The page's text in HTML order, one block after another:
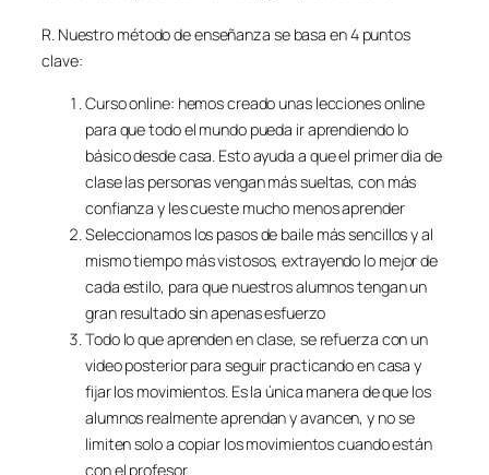
R. Nuestro método de enseñanza se basa en 4 puntos
clave:
Curso online: hemos creado unas lecciones online
para que todo el mundo pueda ir aprendiendo lo
básico desde casa. Esto ayuda a que el primer dia de
clase las personas vengan más sueltas, con más
confianza y les cueste mucho menos aprender
Seleccionamos los pasos de baile más sencillos y al
mismo tiempo más vistosos, extrayendo lo mejor de
cada estilo, para que nuestros alumnos tengan un
gran resultado sin apenas esfuerzo
Todo lo que aprenden en clase, se refuerza con un
video posterior para seguir practicando en casa y
fijar los movimientos. Es la única manera de que los
alumnos realmente aprendan y avancen, y no se
limiten solo a copiar los movimientos cuando están
con el profesor.